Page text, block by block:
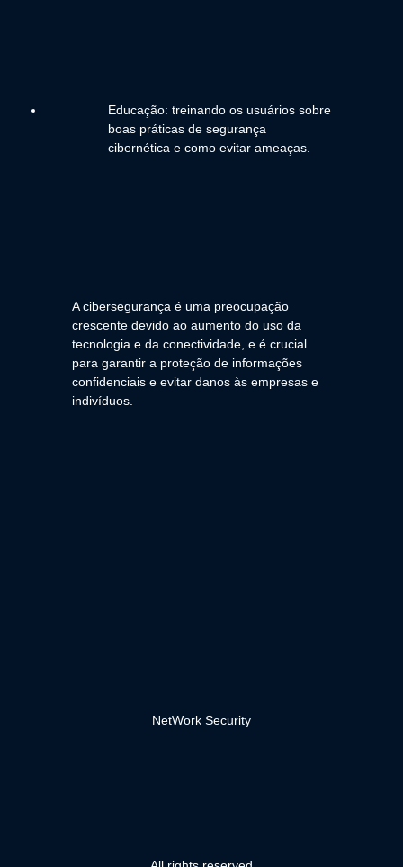
Educação: treinando os usuários sobre
boas práticas de segurança
cibernética e como evitar ameaças.
A cibersegurança é uma preocupação
crescente devido ao aumento do uso da
tecnologia e da conectividade, e é crucial
para garantir a proteção de informações
confidenciais e evitar danos às empresas e
indivíduos.
NetWork Security